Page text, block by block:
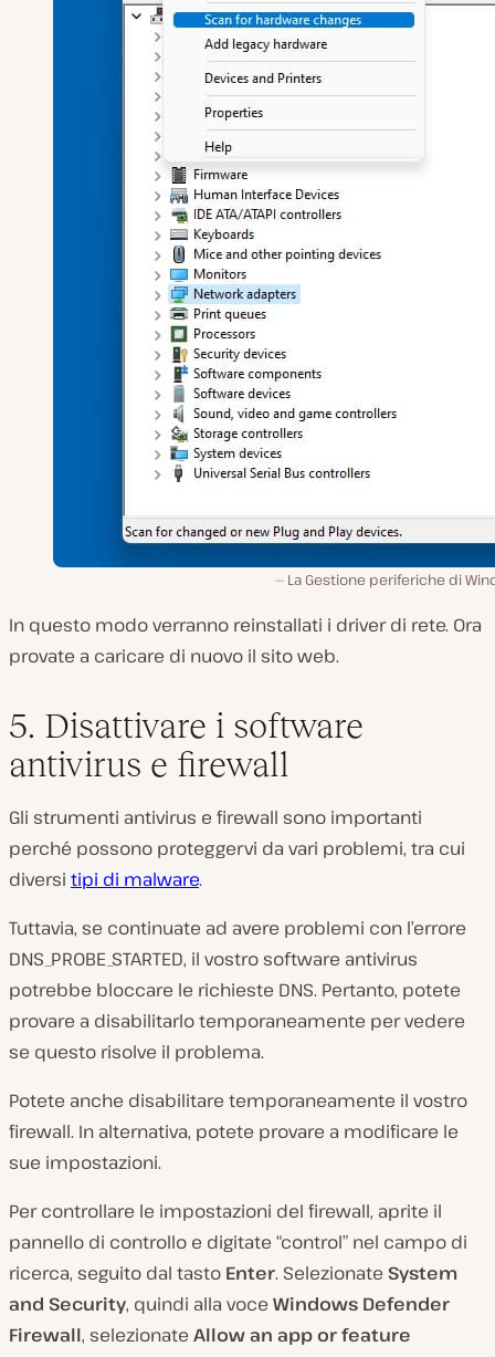
La Gestione periferiche di
In questo modo verranno reinstallati i driver di rete. Ora
provate a caricare di nuovo il sito web.
5. Disattivare i software
antivirus e firewall
Gli strumenti antivirus e firewall sono importanti
perché possono proteggervi da vari problemi, tra cui
diversi tipi di malware.
Tuttavia, se continuate ad avere problemi con l’errore
DNS_PROBE_STARTED, il vostro software antivirus
potrebbe bloccare le richieste DNS. Pertanto, potete
provare a disabilitarlo temporaneamente per vedere
se questo risolve il problema.
Potete anche disabilitare temporaneamente il vostro
firewall. In alternativa, potete provare a modificare le
sue impostazioni.
Per controllare le impostazioni del firewall, aprite il
pannello di controllo e digitate “control” nel campo di
ricerca, seguito dal tasto Enter. Selezionate System
and Security, quindi alla voce Windows Defender
Firewall, selezionate Allow an app or feature